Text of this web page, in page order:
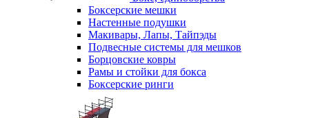
Боксерские мешки
Настенные подушки
Макивары, Лапы, Тайпэды
Подвесные системы для мешков
Борцовские ковры
Рамы и стойки для бокса
Боксерские ринги